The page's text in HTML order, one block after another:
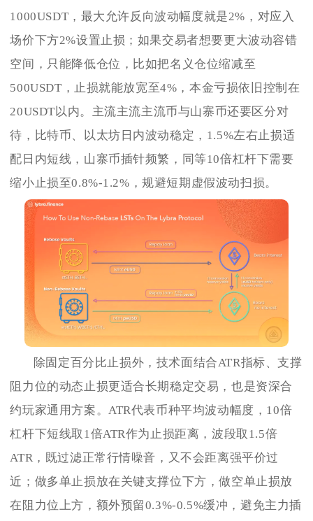
1000USDT，最大允许反向波动幅度就是2%，对应入
场价下方2%设置止损；如果交易者想要更大波动容错
空间，只能降低仓位，比如把名义仓位缩减至
500USDT，止损就能放宽至4%，本金亏损依旧控制在
20USDT以内。主流主流主流币与山寨币还要区分对
待，比特币、以太坊日内波动稳定，1.5%左右止损适
配日内短线，山寨币插针频繁，同等10倍杠杆下需要
缩小止损至0.8%-1.2%，规避短期虚假波动扫损。
除固定百分比止损外，技术面结合ATR指标、支撑
阻力位的动态止损更适合长期稳定交易，也是资深合
约玩家通用方案。ATR代表币种平均波动幅度，10倍
杠杆下短线取1倍ATR作为止损距离，波段取1.5倍
ATR，既过滤正常行情噪音，又不会距离强平价过
近；做多单止损放在关键支撑位下方，做空单止损放
在阻力位上方，额外预留0.3%-0.5%缓冲，避免主力插